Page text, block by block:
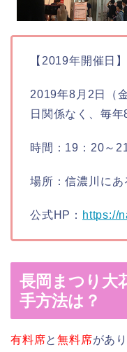
【2019年開催日】
2019年8月2日（
日関係なく、毎年
時間：19：20～
場所：信濃川にあ
公式HP： https://
長岡まつり大
手方法は？
有料席と無料席があ